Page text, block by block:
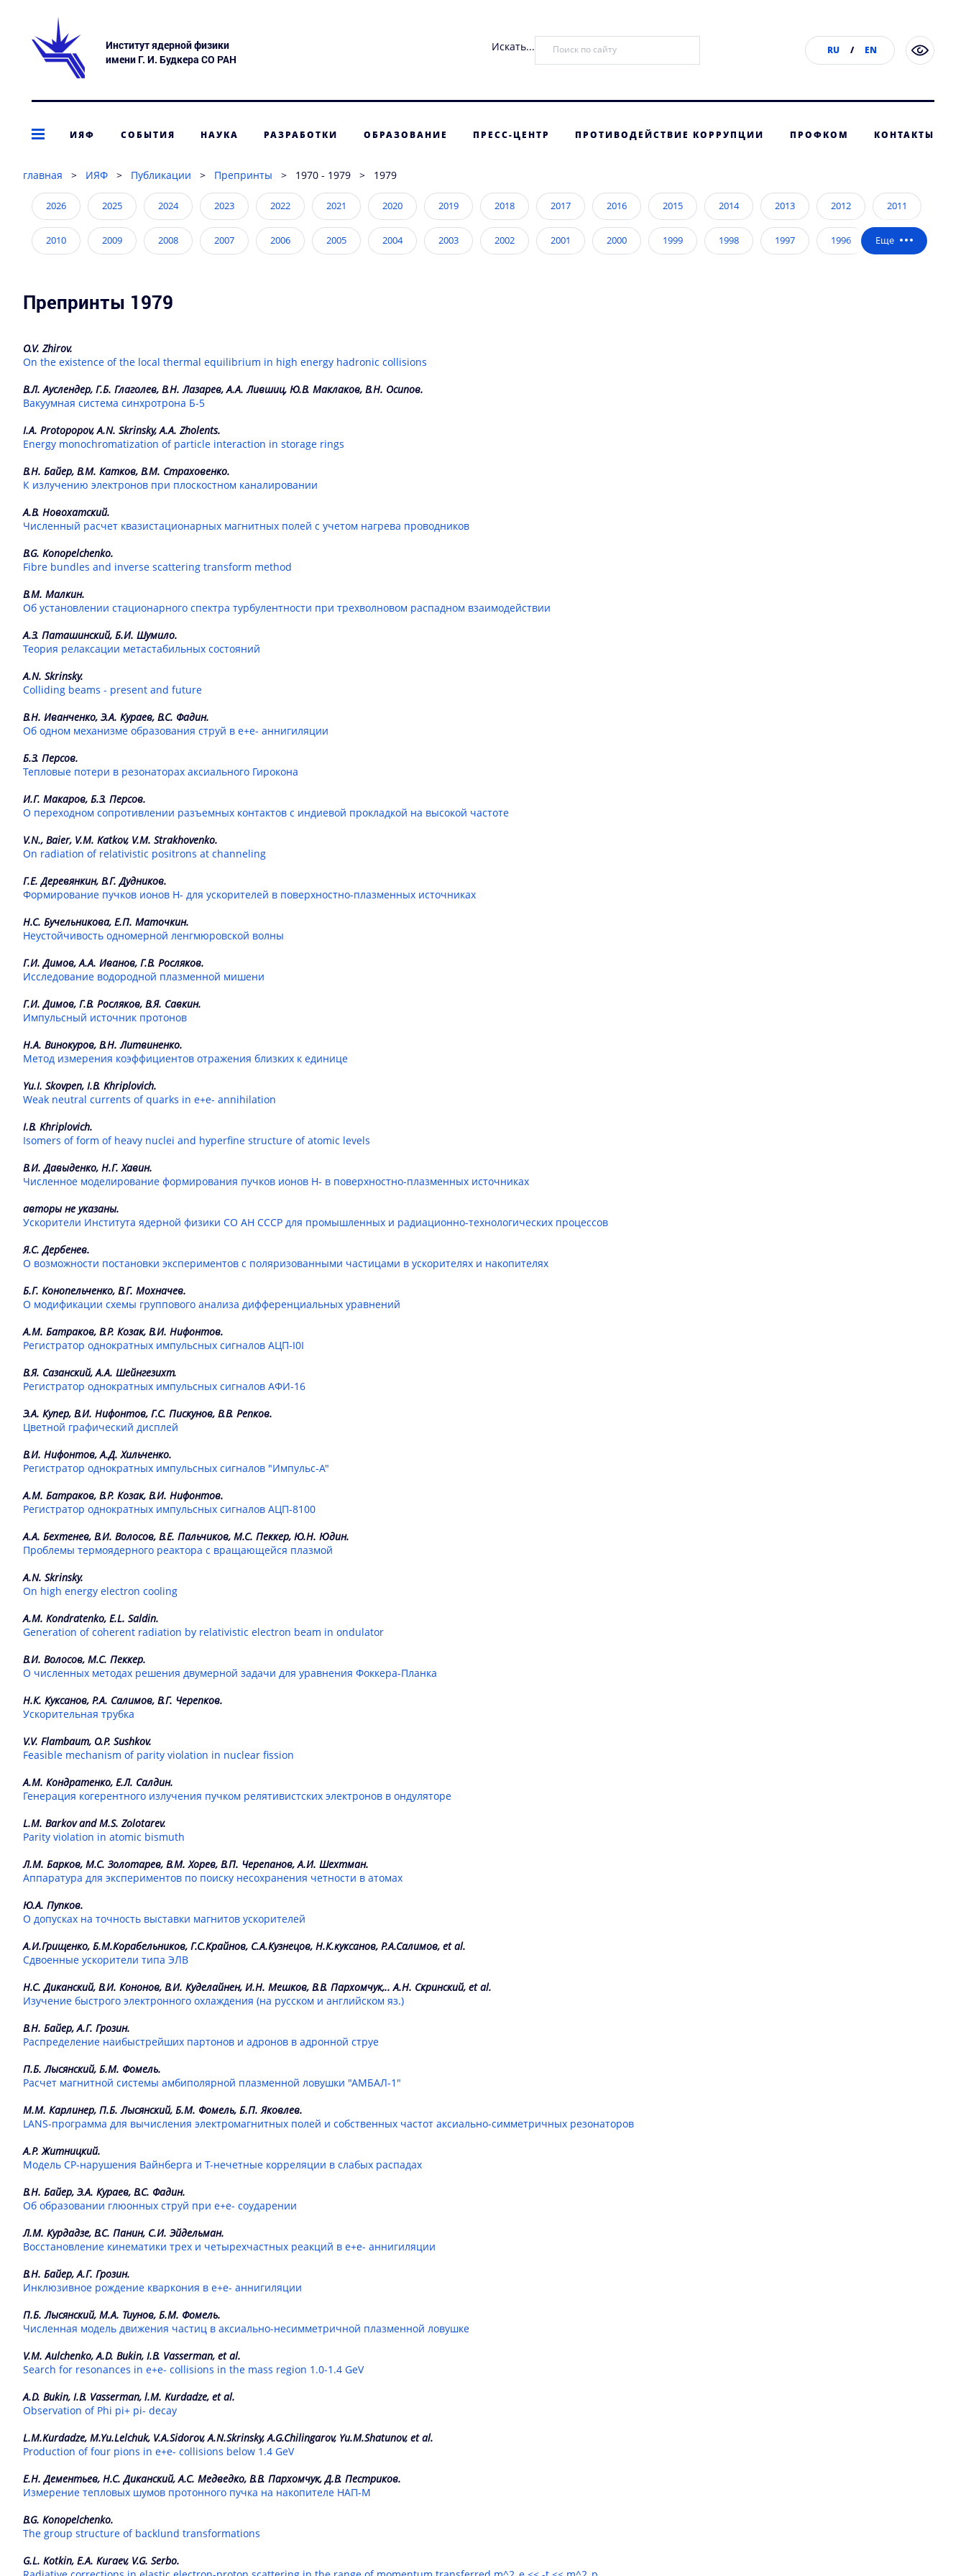
Институт ядерной физики
имени Г. И. Будкера СО РАН
RU / EN
Искать...
ИЯФ СОБЫТИЯ НАУКА РАЗРАБОТКИ ОБРАЗОВАНИЕ ПРЕСС-ЦЕНТР ПРОТИВОДЕЙСТВИЕ КОРРУПЦИИ ПРОФКОМ КОНТАКТЫ
главная > ИЯФ > Публикации > Препринты > 1970 - 1979 > 1979
2026 2025 2024 2023 2022 2021 2020 2019 2018 2017 2016 2015 2014 2013 2012 2011
2010 2009 2008 2007 2006 2005 2004 2003 2002 2001 2000 1999 1998 1997 1996 1995
1978 1977 1976
1962
Препринты 1979
O.V. Zhirov.
On the existence of the local thermal equilibrium in high energy hadronic collisions
В.Л. Ауслендер, Г.Б. Глаголев, В.Н. Лазарев, А.А. Лившиц, Ю.В. Маклаков, В.Н. Осипов.
Вакуумная система синхротрона Б-5
I.A. Protopopov, A.N. Skrinsky, A.A. Zholents.
Energy monochromatization of particle interaction in storage rings
В.Н. Байер, В.М. Катков, В.М. Страховенко.
К излучению электронов при плоскостном каналировании
А.В. Новохатский.
Численный расчет квазистационарных магнитных полей с учетом нагрева проводников
B.G. Konopelchenko.
Fibre bundles and inverse scattering transform method
В.М. Малкин.
Об установлении стационарного спектра турбулентности при трехволновом распадном взаимодействии
А.З. Паташинский, Б.И. Шумило.
Теория релаксации метастабильных состояний
A.N. Skrinsky.
Colliding beams - present and future
В.Н. Иванченко, Э.А. Кураев, В.С. Фадин.
Об одном механизме образования струй в e+e- аннигиляции
Б.З. Персов.
Тепловые потери в резонаторах аксиального Гирокона
И.Г. Макаров, Б.З. Персов.
О переходном сопротивлении разъемных контактов с индиевой прокладкой на высокой частоте
V.N., Baier, V.M. Katkov, V.M. Strakhovenko.
On radiation of relativistic positrons at channeling
Г.Е. Деревянкин, В.Г. Дудников.
Формирование пучков ионов Н- для ускорителей в поверхностно-плазменных источниках
Н.С. Бучельникова, Е.П. Маточкин.
Неустойчивость одномерной ленгмюровской волны
Г.И. Димов, А.А. Иванов, Г.В. Росляков.
Исследование водородной плазменной мишени
Г.И. Димов, Г.В. Росляков, В.Я. Савкин.
Импульсный источник протонов
Н.А. Винокуров, В.Н. Литвиненко.
Метод измерения коэффициентов отражения близких к единице
Yu.I. Skovpen, I.B. Khriplovich.
Weak neutral currents of quarks in e+e- annihilation
I.B. Khriplovich.
Isomers of form of heavy nuclei and hyperfine structure of atomic levels
В.И. Давыденко, Н.Г. Хавин.
Численное моделирование формирования пучков ионов Н- в поверхностно-плазменных источниках
авторы не указаны.
Ускорители Института ядерной физики СО АН СССР для промышленных и радиационно-технологических процессов
Я.С. Дербенев.
О возможности постановки экспериментов с поляризованными частицами в ускорителях и накопителях
Б.Г. Конопельченко, В.Г. Мохначев.
О модификации схемы группового анализа дифференциальных уравнений
А.М. Батраков, В.Р. Козак, В.И. Нифонтов.
Регистратор однократных импульсных сигналов АЦП-I0I
В.Я. Сазанский, А.А. Шейнгезихт.
Регистратор однократных импульсных сигналов АФИ-16
Э.А. Купер, В.И. Нифонтов, Г.С. Пискунов, В.В. Репков.
Цветной графический дисплей
В.И. Нифонтов, А.Д. Хильченко.
Регистратор однократных импульсных сигналов "Импульс-А"
А.М. Батраков, В.Р. Козак, В.И. Нифонтов.
Регистратор однократных импульсных сигналов АЦП-8100
А.А. Бехтенев, В.И. Волосов, В.Е. Пальчиков, М.С. Пеккер, Ю.Н. Юдин.
Проблемы термоядерного реактора с вращающейся плазмой
A.N. Skrinsky.
On high energy electron cooling
A.M. Kondratenko, E.L. Saldin.
Generation of coherent radiation by relativistic electron beam in ondulator
В.И. Волосов, М.С. Пеккер.
О численных методах решения двумерной задачи для уравнения Фоккера-Планка
Н.К. Куксанов, Р.А. Салимов, В.Г. Черепков.
Ускорительная трубка
V.V. Flambaum, O.P. Sushkov.
Feasible mechanism of parity violation in nuclear fission
А.М. Кондратенко, Е.Л. Салдин.
Генерация когерентного излучения пучком релятивистских электронов в ондуляторе
L.M. Barkov and M.S. Zolotarev.
Parity violation in atomic bismuth
Л.М. Барков, М.С. Золотарев, В.М. Хорев, В.П. Черепанов, А.И. Шехтман.
Аппаратура для экспериментов по поиску несохранения четности в атомах
Ю.А. Пупков.
О допусках на точность выставки магнитов ускорителей
А.И.Грищенко, Б.М.Корабельников, Г.С.Крайнов, С.А.Кузнецов, Н.К.куксанов, Р.А.Салимов, et al.
Сдвоенные ускорители типа ЭЛВ
Н.С. Диканский, В.И. Кононов, В.И. Куделайнен, И.Н. Мешков, В.В. Пархомчук,.. А.Н. Скринский, et al.
Изучение быстрого электронного охлаждения (на русском и английском яз.)
В.Н. Байер, А.Г. Грозин.
Распределение наибыстрейших партонов и адронов в адронной струе
П.Б. Лысянский, Б.М. Фомель.
Расчет магнитной системы амбиполярной плазменной ловушки "АМБАЛ-1"
М.М. Карлинер, П.Б. Лысянский, Б.М. Фомель, Б.П. Яковлев.
LANS-программа для вычисления электромагнитных полей и собственных частот аксиально-симметричных резонаторов
А.Р. Житницкий.
Модель СР-нарушения Вайнберга и Т-нечетные корреляции в слабых распадах
В.Н. Байер, Э.А. Кураев, В.С. Фадин.
Об образовании глюонных струй при e+e- соударении
Л.М. Курдадзе, В.С. Панин, С.И. Эйдельман.
Восстановление кинематики трех и четырехчастных реакций в e+e- аннигиляции
В.Н. Байер, А.Г. Грозин.
Инклюзивное рождение кваркония в e+e- аннигиляции
П.Б. Лысянский, М.А. Тиунов, Б.М. Фомель.
Численная модель движения частиц в аксиально-несимметричной плазменной ловушке
V.M. Aulchenko, A.D. Bukin, I.B. Vasserman, et al.
Search for resonances in e+e- collisions in the mass region 1.0-1.4 GeV
A.D. Bukin, I.B. Vasserman, l.M. Kurdadze, et al.
Observation of Phi pi+ pi- decay
L.M.Kurdadze, M.Yu.Lelchuk, V.A.Sidorov, A.N.Skrinsky, A.G.Chilingarov, Yu.M.Shatunov, et al.
Production of four pions in e+e- collisions below 1.4 GeV
Е.Н. Дементьев, Н.С. Диканский, А.С. Медведко, В.В. Пархомчук, Д.В. Пестриков.
Измерение тепловых шумов протонного пучка на накопителе НАП-М
B.G. Konopelchenko.
The group structure of backlund transformations
G.L. Kotkin, E.A. Kuraev, V.G. Serbo.